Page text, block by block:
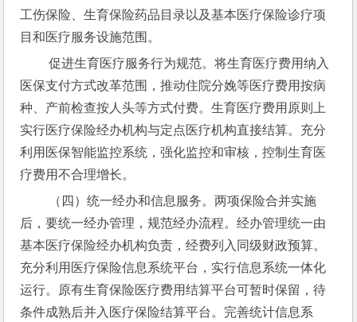
工伤保险、生育保险药品目录以及基本医疗保险诊疗项
目和医疗服务设施范围。
促进生育医疗服务行为规范。将生育医疗费用纳入
医保支付方式改革范围，推动住院分娩等医疗费用按病
种、产前检查按人头等方式付费。生育医疗费用原则上
实行医疗保险经办机构与定点医疗机构直接结算。充分
利用医保智能监控系统，强化监控和审核，控制生育医
疗费用不合理增长。
后，要统一经办管理，规范经办流程。经办管理统一由
基本医疗保险经办机构负责，经费列入同级财政预算。
充分利用医疗保险信息系统平台，实行信息系统一体化
运行。原有生育保险医疗费用结算平台可暂时保留，待
条件成熟后并入医疗保险结算平台。完善统计信息系